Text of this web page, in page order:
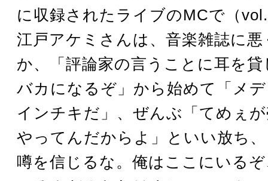
に収録されたライブのMCで（
江戸アケミさんは、音楽雑誌に
か、「評論家の言うことに耳を
バカになるぞ」から始めて「メ
インチキだ」、ぜんぶ「てめぇ
やってんだからよ」といい放ち
噂を信じるな。俺はここにいる